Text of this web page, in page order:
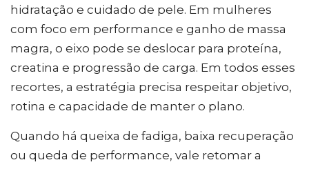
hidratação e cuidado de pele. Em mulheres
com foco em performance e ganho de massa
magra, o eixo pode se deslocar para proteína,
creatina e progressão de carga. Em todos esses
recortes, a estratégia precisa respeitar objetivo,
rotina e capacidade de manter o plano.
Quando há queixa de fadiga, baixa recuperação
ou queda de performance, vale retomar a